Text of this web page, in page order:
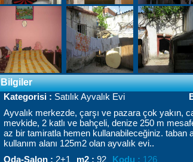
Bilgiler
Kategorisi : Satılık Ayvalık Evi
Ayvalık merkezde, çarşı ve pazara çok yakın,
mevkide, 2 katlı ve bahçeli, denize 250 m
az bir tamiratla hemen kullanabileceğiniz. taban
kullanım alanı 125m2 olan ayvalık evi..
Oda-Salon : 2+1 m2 : 92 Kodu : 126